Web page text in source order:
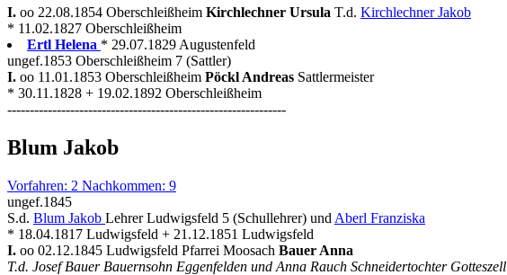
I. oo 22.08.1854 Oberschleißheim Kirchlechner Ursula T.d. Kirchlechner Jakob
* 11.02.1827 Oberschleißheim
Ertl Helena * 29.07.1829 Augustenfeld
ungef.1853 Oberschleißheim 7 (Sattler)
I. oo 11.01.1853 Oberschleißheim Pöckl Andreas Sattlermeister
* 30.11.1828 + 19.02.1892 Oberschleißheim
--------------------------------------------------------------
Blum Jakob
Vorfahren: 2 Nachkommen: 9
ungef.1845
S.d. Blum Jakob Lehrer Ludwigsfeld 5 (Schullehrer) und Aberl Franziska
* 18.04.1817 Ludwigsfeld + 21.12.1851 Ludwigsfeld
I. oo 02.12.1845 Ludwigsfeld Pfarrei Moosach Bauer Anna
T.d. Josef Bauer Bauernsohn Eggenfelden und Anna Rauch Schneidertochter Gotteszell